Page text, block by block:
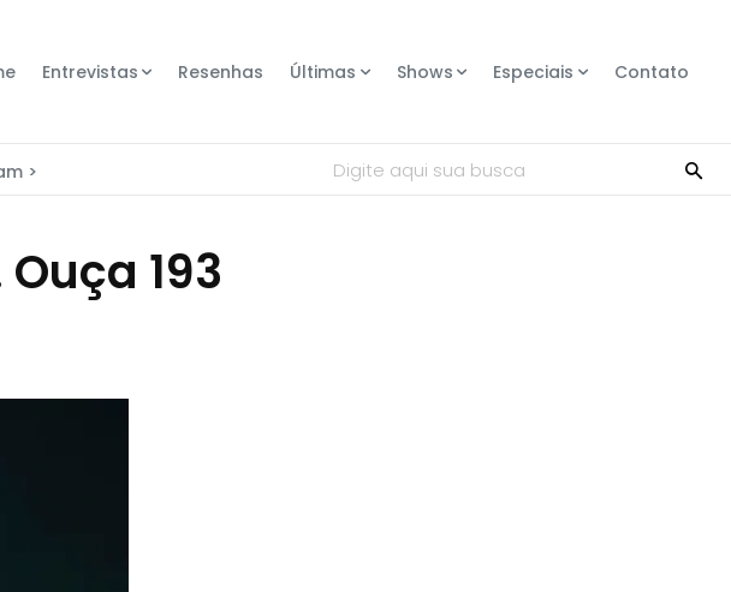
Entrevistas Resenhas Últimas Shows Especiais Contato
> Digite aqui sua busca
193